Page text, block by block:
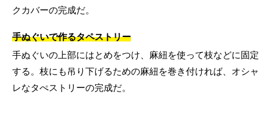
クカバーの完成だ。
手ぬぐいで作るタペストリー
手ぬぐいの上部にはとめをつけ、麻紐を使って枝などに固定
する。枝にも吊り下げるための麻紐を巻き付ければ、オシャ
レなタぺストリーの完成だ。